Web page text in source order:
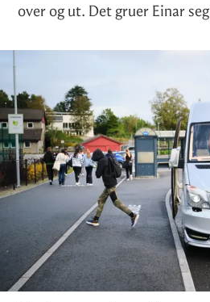
over og ut. Det gruer Einar